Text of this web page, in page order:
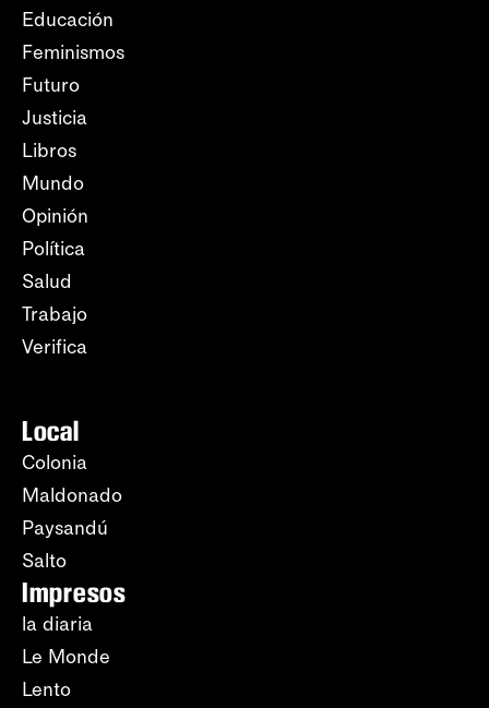
Educación
Feminismos
Futuro
Justicia
Libros
Mundo
Opinión
Política
Salud
Trabajo
Verifica
Local
Colonia
Maldonado
Paysandú
Salto
Impresos
la diaria
Le Monde
Lento